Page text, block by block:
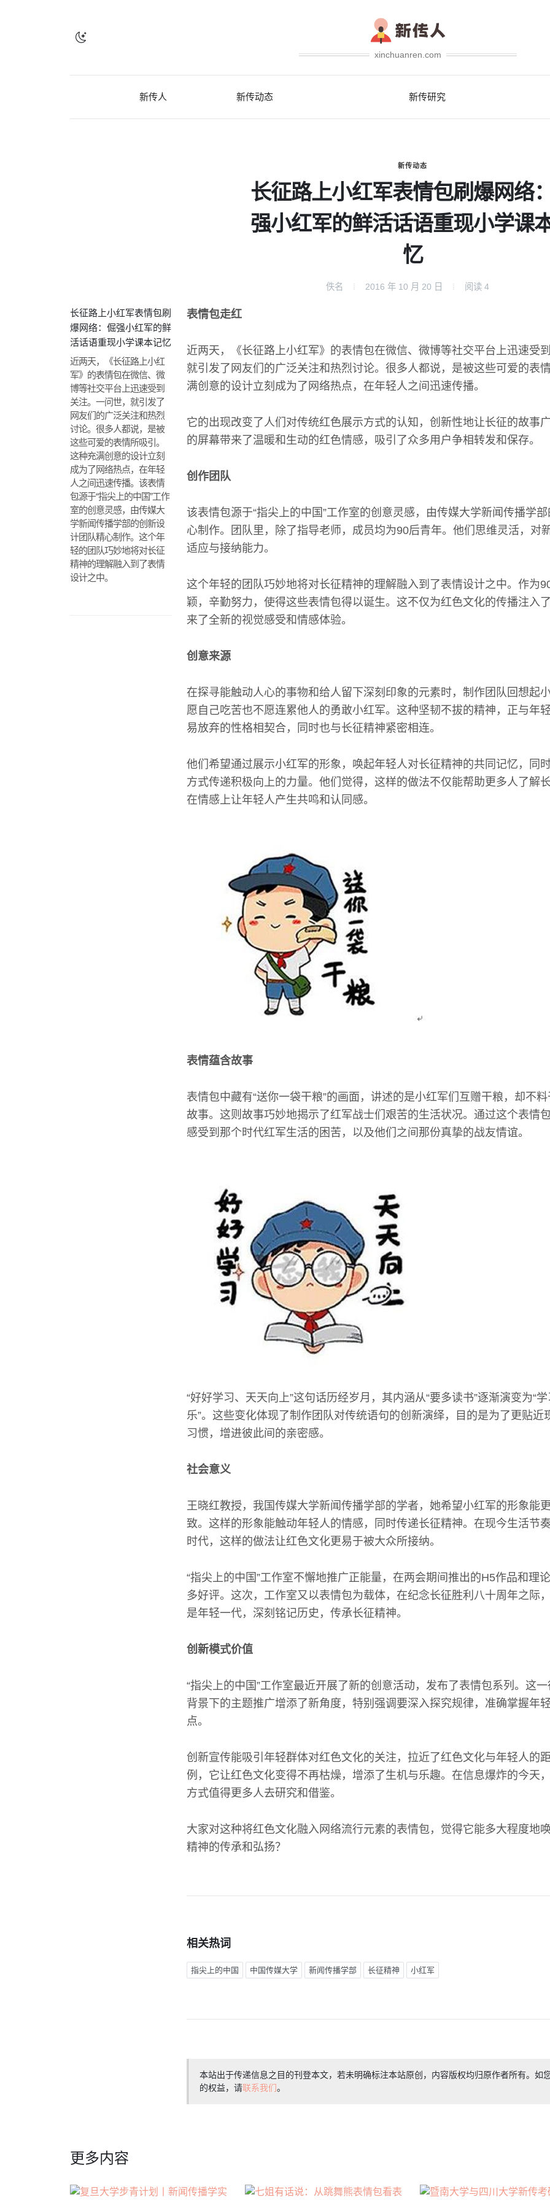
xinchuanren.com
新传人 新传动态 新传研究
新传动态
长征路上小红军表情包刷爆网络
强小红军的鲜活话语重现小学课
忆
佚名 2016 年 10 月 20 日 阅读 4
长征路上小红军表情包刷
爆网络：倔强小红军的鲜
活话语重现小学课本记忆
近两天，《长征路上小红
军》的表情包在微信、微
博等社交平台上迅速受到
关注。一问世，就引发了
网友们的广泛关注和热烈
讨论。很多人都说，是被
这些可爱的表情所吸引。
这种充满创意的设计立刻
成为了网络热点，在年轻
人之间迅速传播。该表情
包源于“指尖上的中国”工作
室的创意灵感，由传媒大
学新闻传播学部的创新设
计团队精心制作。这个年
轻的团队巧妙地将对长征
精神的理解融入到了表情
设计之中。
表情包走红
近两天，《长征路上小红军》的表情包在微信、微博等社交平台上迅速受
就引发了网友们的广泛关注和热烈讨论。很多人都说，是被这些可爱的表
满创意的设计立刻成为了网络热点，在年轻人之间迅速传播。
它的出现改变了人们对传统红色展示方式的认知，创新性地让长征的故事
的屏幕带来了温暖和生动的红色情感，吸引了众多用户争相转发和保存。
创作团队
该表情包源于“指尖上的中国”工作室的创意灵感，由传媒大学新闻传播学
心制作。团队里，除了指导老师，成员均为90后青年。他们思维灵活，对
适应与接纳能力。
这个年轻的团队巧妙地将对长征精神的理解融入到了表情设计之中。作为
颖，辛勤努力，使得这些表情包得以诞生。这不仅为红色文化的传播注入
来了全新的视觉感受和情感体验。
创意来源
在探寻能触动人心的事物和给人留下深刻印象的元素时，制作团队回想起
愿自己吃苦也不愿连累他人的勇敢小红军。这种坚韧不拔的精神，正与年
易放弃的性格相契合，同时也与长征精神紧密相连。
他们希望通过展示小红军的形象，唤起年轻人对长征精神的共同记忆，同
方式传递积极向上的力量。他们觉得，这样的做法不仅能帮助更多人了解
在情感上让年轻人产生共鸣和认同感。
表情蕴含故事
表情包中藏有“送你一袋干粮”的画面，讲述的是小红军们互赠干粮，却不
故事。这则故事巧妙地揭示了红军战士们艰苦的生活状况。通过这个表情
感受到那个时代红军生活的困苦，以及他们之间那份真挚的战友情谊。
“好好学习、天天向上”这句话历经岁月，其内涵从“要多读书”逐渐演变为“
乐”。这些变化体现了制作团队对传统语句的创新演绎，目的是为了更贴近
习惯，增进彼此间的亲密感。
社会意义
王晓红教授，我国传媒大学新闻传播学部的学者，她希望小红军的形象能
致。这样的形象能触动年轻人的情感，同时传递长征精神。在现今生活节
时代，这样的做法让红色文化更易于被大众所接纳。
“指尖上的中国”工作室不懈地推广正能量，在两会期间推出的H5作品和理
多好评。这次，工作室又以表情包为载体，在纪念长征胜利八十周年之际
是年轻一代，深刻铭记历史，传承长征精神。
创新模式价值
“指尖上的中国”工作室最近开展了新的创意活动，发布了表情包系列。这
背景下的主题推广增添了新角度，特别强调要深入探究规律，准确掌握年
点。
创新宣传能吸引年轻群体对红色文化的关注，拉近了红色文化与年轻人的
例，它让红色文化变得不再枯燥，增添了生机与乐趣。在信息爆炸的今天
方式值得更多人去研究和借鉴。
大家对这种将红色文化融入网络流行元素的表情包，觉得它能多大程度地
精神的传承和弘扬？
相关热词
指尖上的中国 中国传媒大学 新闻传播学部 长征精神 小红军
本站出于传递信息之目的刊登本文，若未明确标注本站原创，内容版权均归原作者所有。如
的权益，请联系我们。
更多内容